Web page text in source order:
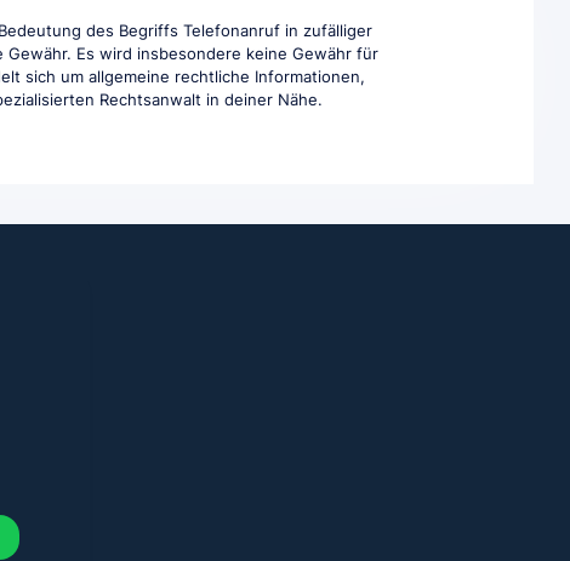
des Begriffs Telefonanruf in zufälliger
Es wird insbesondere keine Gewähr für
sich um allgemeine rechtliche Informationen,
Rechtsanwalt in deiner Nähe.